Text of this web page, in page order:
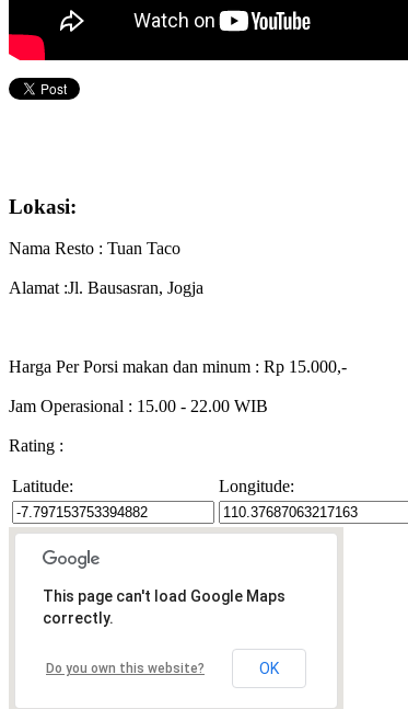
Lokasi:
Nama Resto : Tuan Taco
Alamat :Jl. Bausasran, Jogja
Harga Per Porsi makan dan minum : Rp 15.000,-
Jam Operasional : 15.00 - 22.00 WIB
Rating :
Latitude: Longitude:
This page can't load Google Maps
correctly.
Do you own this website? OK